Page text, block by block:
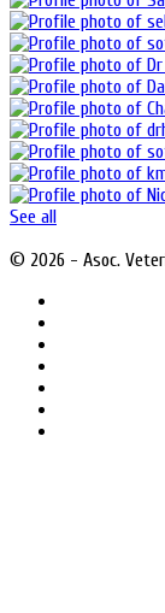
See all
© 2026 - Asoc.